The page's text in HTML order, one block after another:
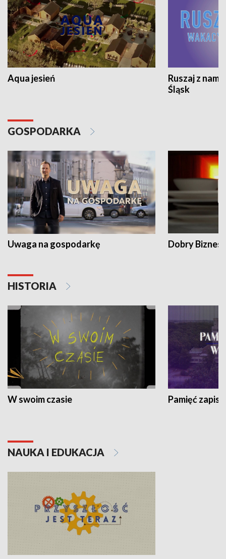
Aqua jesień
Ruszaj z
Śląsk
GOSPODARKA
Uwaga na gospodarkę Dobry Biznes
HISTORIA
W swoim czasie Pamięć
NAUKA I EDUKACJA